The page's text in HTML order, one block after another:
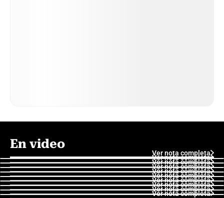
En video
Ver nota completa
Ver nota completa
Ver nota completa
Ver nota completa
Ver nota completa
Ver nota completa
Ver nota completa
Ver nota completa
Ver nota completa
Ver nota completa